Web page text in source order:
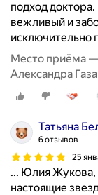
подход
вежливый и
исключительно
Место приёма —
Александра
Татьяна
6 отзывов
25
... Юлия Жукова,
настоящие